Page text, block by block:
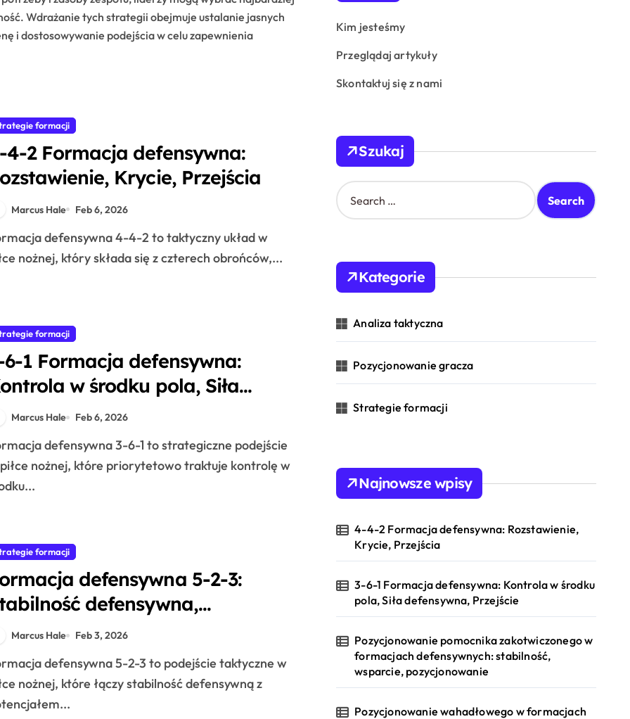
Wdrażanie tych strategii obejmuje ustalanie jasnych
i dostosowywanie podejścia w celu zapewnienia
formacji
4-2 Formacja defensywna:
Krycie, Przejścia
Marcus Hale Feb 6, 2026
nożnej, który składa się z czterech obrońców,...
formacji
6-1 Formacja defensywna:
w środku pola, Siła
defensywna, Przejście
Marcus Hale Feb 6, 2026
nożnej, które priorytetowo traktuje kontrolę w
formacji
defensywna 5-2-3:
defensywna,
Kontrataki, Pozycjonowanie
Marcus Hale Feb 3, 2026
nożnej, które łączy stabilność defensywną z
Kim jesteśmy
Przeglądaj artykuły
Skontaktuj się z nami
Szukaj
S
e
h
o
:
Kategorie
Analiza taktyczna
Pozycjonowanie gracza
Strategie formacji
Najnowsze wpisy
4-4-2 Formacja defensywna: Rozstawienie,
Krycie, Przejścia
3-6-1 Formacja defensywna: Kontrola w środku
pola, Siła defensywna, Przejście
Pozycjonowanie pomocnika zakotwiczonego w
formacjach defensywnych: stabilność,
wsparcie, pozycjonowanie
Pozycjonowanie wahadłowego w formacjach